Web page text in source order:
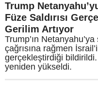
Trump
Füze Saldırısı
Gerilim Artıyor
Trump’ın
çağrısına rağmen
gerçekleştirdiği
yeniden yükseldi.